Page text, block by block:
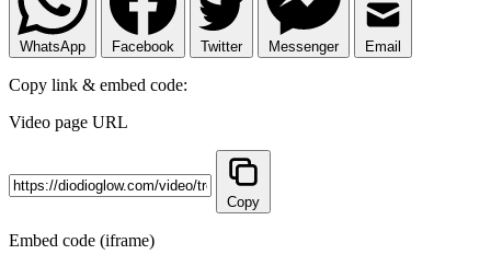
WhatsApp Facebook Twitter Messenger Email
Copy link & embed code:
Video page URL
Copy
Embed code (iframe)